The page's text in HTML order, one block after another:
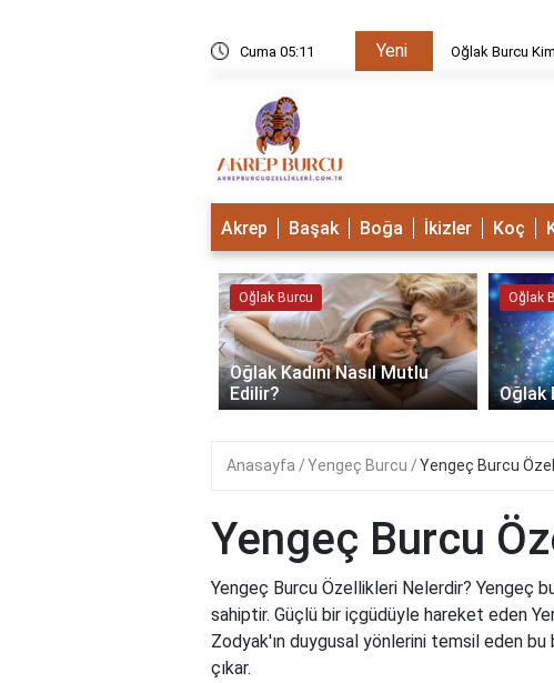
Cuma 05:11 Yeni Oğlak Burcu
Akrep Başak Boğa İkizler Koç
Oğlak Burcu
Oğlak Kadını Nasıl Mutlu
Edilir?
Oğlak
Oğlak
‹
Anasayfa Yengeç Burcu Yengeç Burcu
Yengeç Burcu
Yengeç Burcu Özellikleri Nelerdir? Yengeç
sahiptir. Güçlü bir içgüdüyle hareket eden
Zodyak'ın duygusal yönlerini temsil eden
çıkar.